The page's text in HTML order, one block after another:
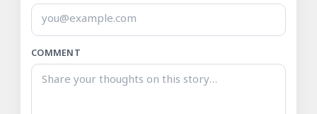
COMMENT